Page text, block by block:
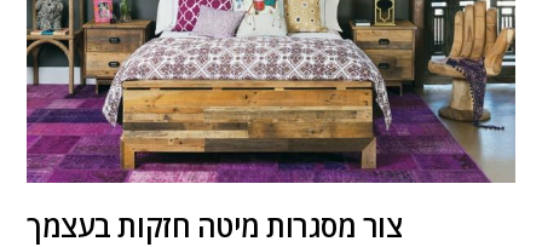
צור מסגרות מיטה חזקות בעצמך